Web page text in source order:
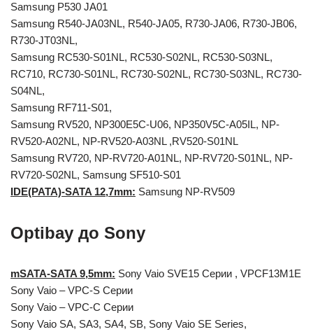
Samsung P530 JA01
Samsung R540-JA03NL, R540-JA05, R730-JA06, R730-JB06,
R730-JT03NL,
Samsung RC530-S01NL, RC530-S02NL, RC530-S03NL,
RC710, RC730-S01NL, RC730-S02NL, RC730-S03NL, RC730-
S04NL,
Samsung RF711-S01,
Samsung RV520, NP300E5C-U06, NP350V5C-A05IL, NP-
RV520-A02NL, NP-RV520-A03NL ,RV520-S01NL
Samsung RV720, NP-RV720-A01NL, NP-RV720-S01NL, NP-
RV720-S02NL, Samsung SF510-S01
IDE(PATA)-SATA 12,7mm: Samsung NP-RV509
Optibay до Sony
mSATA-SATA 9,5mm: Sony Vaio SVE15 Серии , VPCF13M1E
Sony Vaio – VPC-S Серии
Sony Vaio – VPC-C Серии
Sony Vaio SA, SA3, SA4, SB, Sony Vaio SE Series,